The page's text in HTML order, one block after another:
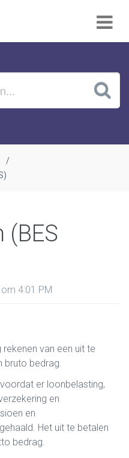
(BES
4:01 PM
van een uit te
bruto bedrag.
er loonbelasting,
en
en
Het uit te betalen
bedrag.